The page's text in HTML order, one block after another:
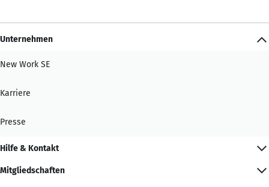
Unternehmen
New Work SE
Karriere
Presse
Hilfe & Kontakt
Mitgliedschaften